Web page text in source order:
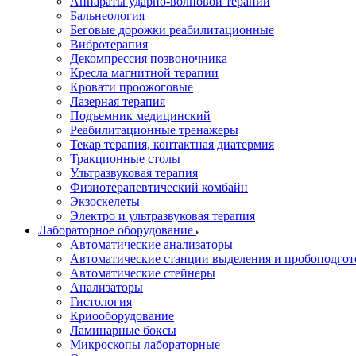
Бальнеология
Беговые дорожки реабилитационные
Вибротерапия
Декомпрессия позвоночника
Кресла магнитной терапии
Кровати проожоговые
Лазерная терапия
Подъемник медицинский
Реабилитационные тренажеры
Текар терапия, контактная диатермия
Тракционные столы
Ультразвуковая терапия
Физиотерапевтический комбайн
Экзоскелеты
Электро и ультразвуковая терапия
Лабораторное оборудование
Автоматические анализаторы
Автоматические станции выделения и
Автоматические стейнеры
Анализаторы
Гистология
Криооборудование
Ламинарные боксы
Микроскопы лабораторные